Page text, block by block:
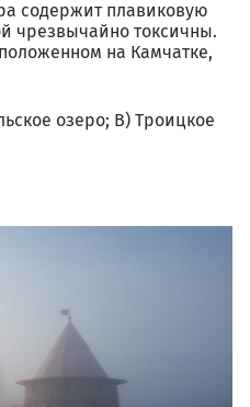
содержит плавиковую
чрезвычайно токсичны.
на Камчатке,
озеро; В) Троицкое